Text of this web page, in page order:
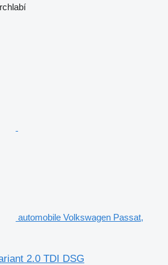
automobile Volkswagen Passat,
2.0 TDI DSG